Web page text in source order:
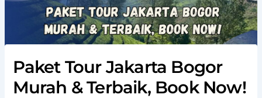
Paket Tour Jakarta Bogor
Murah & Terbaik, Book Now!